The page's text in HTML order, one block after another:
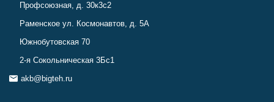
Профсоюзная, д. 30к3с2
Раменское ул. Космонавтов, д. 5А
Южнобутовская 70
2-я Сокольническая 3Бс1
akb@bigteh.ru